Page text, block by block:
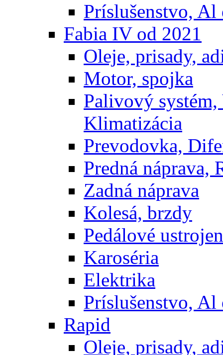
Príslušenstvo, Al
Fabia IV od 2021
Oleje, prisady,
Motor, spojka
Palivový
Klimatizácia
Prevodovka,
Predná náprava,
Zadná náprava
Kolesá, brzdy
Pedálové
Karoséria
Elektrika
Príslušenstvo, Al
Rapid
Oleje, prisady,